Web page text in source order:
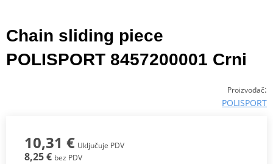
Chain sliding piece
POLISPORT 8457200001 Crni
Proizvođač:
POLISPORT
10,31 € Uključuje PDV
8,25 € bez PDV